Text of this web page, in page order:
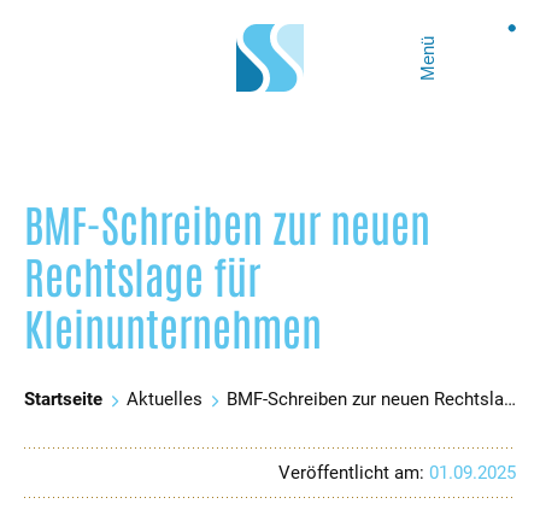
Menü
BMF-Schreiben zur neuen
Rechtslage für
Kleinunternehmen
Startseite Aktuelles BMF-Schreiben zur neuen Rechtslage für Kleinunternehmen
Veröffentlicht am: 01.09.2025